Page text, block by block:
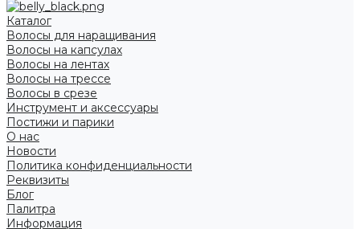
Каталог
Волосы для наращивания
Волосы на капсулах
Волосы на лентах
Волосы на трессе
Волосы в срезе
Инструмент и аксессуары
Постижи и парики
О нас
Новости
Политика конфиденциальности
Реквизиты
Блог
Палитра
Информация